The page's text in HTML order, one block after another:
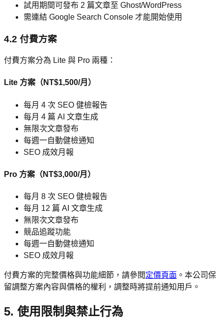
試用期間可發布 2 篇文章至 Ghost/WordPress
需連結 Google Search Console 才能開始使用
4.2 付費方案
付費方案分為 Lite 與 Pro 兩種：
Lite 方案（NT$1,500/月）
每月 4 次 SEO 健檢報告
每月 4 篇 AI 文章生成
無限次文章發布
每週一自動健檢通知
SEO 成效月報
Pro 方案（NT$3,000/月）
每月 8 次 SEO 健檢報告
每月 12 篇 AI 文章生成
無限次文章發布
競品追蹤功能
每週一自動健檢通知
SEO 成效月報
付費方案的完整價格與功能細節，請參閱定價頁面 。本公司保
留調整方案內容與價格的權利，調整時將提前通知用戶。
5. 使用限制與禁止行為